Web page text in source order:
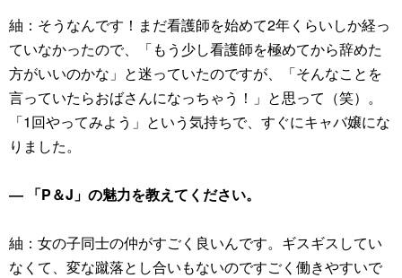
紬：そうなんです！まだ看護師を始めて2年くらいしか経っ
ていなかったので、「もう少し看護師を極めてから辞めた
方がいいのかな」と迷っていたのですが、「そんなことを
言っていたらおばさんになっちゃう！」と思って（笑）。
「1回やってみよう」という気持ちで、すぐにキャバ嬢にな
りました。
― 「P＆J」の魅力を教えてください。
紬：女の子同士の仲がすごく良いんです。ギスギスしてい
なくて、変な蹴落とし合いもないのですごく働きやすいで